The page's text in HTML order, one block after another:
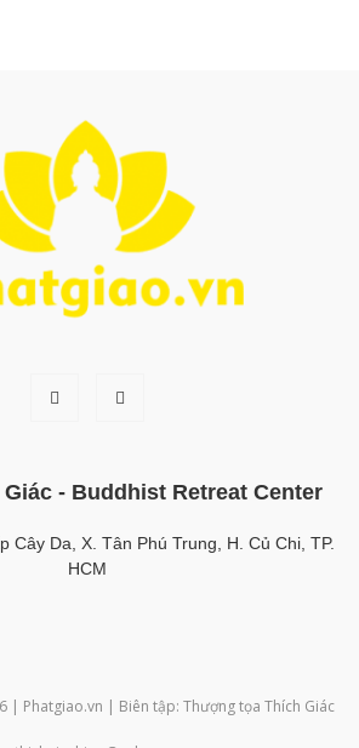
- Buddhist Retreat Center
Cây Da, X. Tân Phú Trung, H. Củ Chi, TP.
HCM
| Phatgiao.vn | Biên tập: Thượng tọa Thích Giác